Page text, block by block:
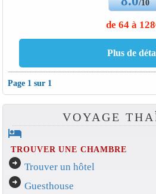
/10
de 64 à
Page 1 sur 1
VOYAGE
hotel
TROUVER UNE CHAMBRE
arrow_circle_right Trouver un hôtel
arrow_circle_right Guesthouse